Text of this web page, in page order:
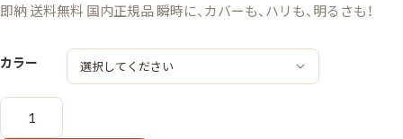
即納 送料無料 国内正規品 瞬時に、カバーも、ハリも、明るさも！
カラー
ネ